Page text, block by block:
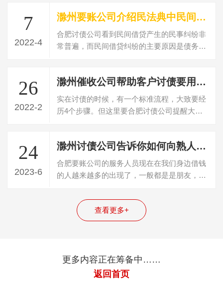
7
2022-4
滁州要账公司介绍民法典中民间借贷判决书多久失效
合肥讨债公司看到民间借贷产生的民事纠纷非
常普遍，而民间借贷纠纷的主要原因是债务人
26
2022-2
滁州催收公司帮助客户讨债要用什么方法
实在讨债的时候，有一个标准流程，大致要经
历4个步骤。但这里要合肥讨债公司提醒大
24
2023-6
滁州讨债公司告诉你如何向熟人朋友讨要欠款
合肥要账公司的服务人员现在在我们身边借钱
的人越来越多的出现了，一般都是是朋友，亲
查看更多+
更多内容正在筹备中……
返回首页